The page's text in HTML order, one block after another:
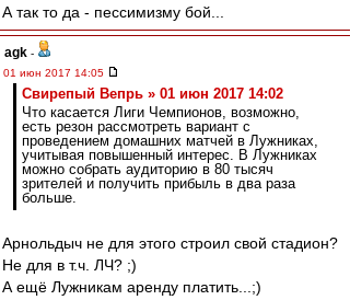
А так то да - пессимизму бой...
agk -
01 июн 2017 14:05
Свирепый Вепрь » 01 июн 2017 14:02
Что касается Лиги Чемпионов, возможно,
есть резон рассмотреть вариант с
проведением домашних матчей в Лужниках,
учитывая повышенный интерес. В Лужниках
можно собрать аудиторию в 80 тысяч
зрителей и получить прибыль в два раза
больше.
Арнольдыч не для этого строил свой стадион?
Не для в т.ч. ЛЧ? ;)
А ещё Лужникам аренду платить...;)